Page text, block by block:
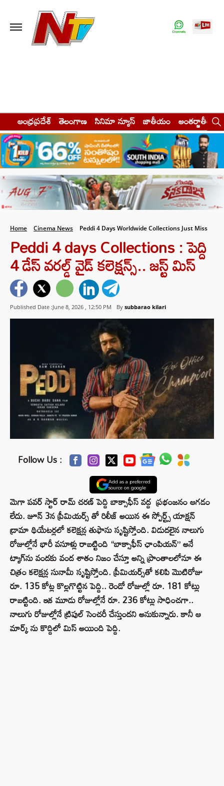
ఆంధ్రప్రదేశ్ తెలంగాణ సినిమా న్యూస్ జాతీయం అంతర్జాతీయం
Home Cinema News Peddi 4 Days Worldwide Collections Just Miss
Peddi 4 days Collections : పెద్ది
4 డేస్ వరల్డ్ వైడ్ కలెక్షన్స్.. జస్ట్ మిస్
Published Date :June 8, 2026 , 12:50 PM By subbarao kilari
Follow Us :
Add as a preferred
source on google
మెగా పవర్ స్టార్ రామ్ చరణ్ పెద్ది బాక్సాఫీస్ వద్ద ప్రభంజనం ఆగడం
లేదు.జూన్ 3న ప్రీమియర్స్ తో రిలీజ్ అయిన ఈ స్పోర్ట్స్ యాక్షన్
డ్రామా థియేటర్లలో కలెక్షన్ల తుఫాను సృష్టిస్తోంది. విడుదలైన నాలుగు
రోజుల్లోనే భారీ వసూళ్లు రాబట్టింది “బాక్సాఫీస్ ఛాంపియన్” అనే
ట్యాగ్‌ను వందకు వంద శాతం నిజం చేస్తూఅన్ని ప్రాంతాలలోనూ ఈ
చిత్రం కలెక్షన్ల సునామీ సృష్టిస్తోంది. ప్రీమియర్స్‌తో కలిపి మొటిరోజు
రూ. 135 కోట్ల కొల్లగొట్టిన పెద్ది.. రెండో రోజుల్లో రూ. 181 కోట్లు
రాబట్టింది. ఇక మూడు రోజుల్లోనే రూ. 236 కోట్లు సాధించగా..
నాలుగు రోజుల్లోనే ట్రిపుల్ సెంచరీ చేస్తుందని అనుకున్నారు. కానీ ఆ
మార్క్ ను కొద్దిలో మిస్ అయింది పెద్ది.